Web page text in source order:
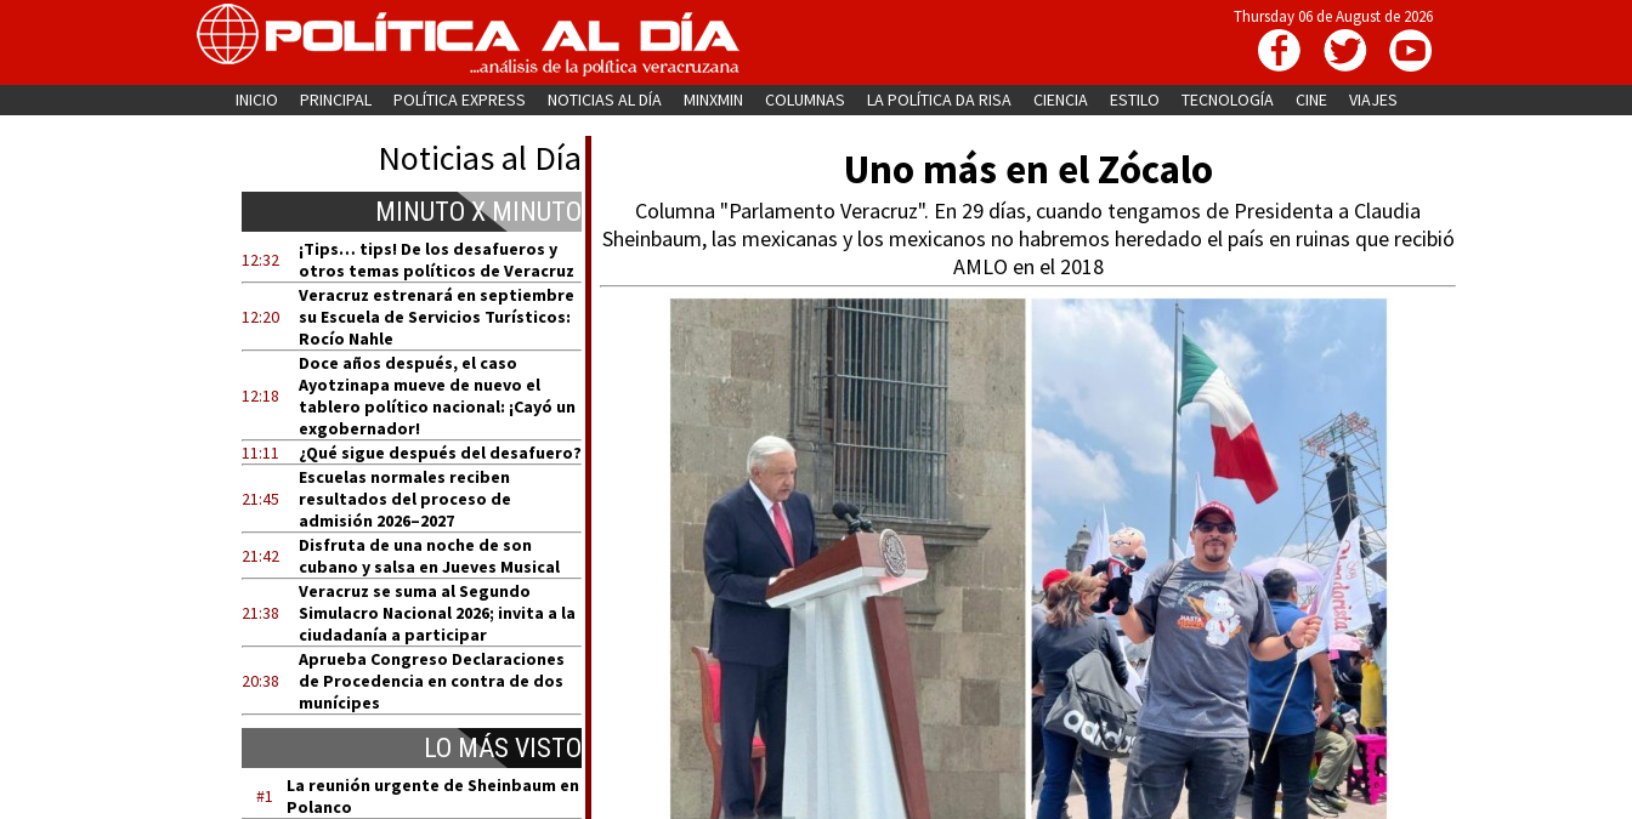
Thursday 06 de August de 2026
INICIO PRINCIPAL POLÍTICA EXPRESS NOTICIAS AL DÍA MINXMIN COLUMNAS LA POLÍTICA DA RISA CIENCIA ESTILO TECNOLOGÍA CINE VIAJES
Noticias al Día
MINUTO X MINUTO
12:32
¡Tips… tips! De los desafueros y
otros temas políticos de Veracruz
12:20
Veracruz estrenará en septiembre
su Escuela de Servicios Turísticos:
Rocío Nahle
12:18
Doce años después, el caso
Ayotzinapa mueve de nuevo el
tablero político nacional: ¡Cayó un
exgobernador!
11:11
¿Qué sigue después del desafuero?
21:45
Escuelas normales reciben
resultados del proceso de
admisión 2026–2027
21:42
Disfruta de una noche de son
cubano y salsa en Jueves Musical
21:38
Veracruz se suma al Segundo
Simulacro Nacional 2026; invita a la
ciudadanía a participar
20:38
Aprueba Congreso Declaraciones
de Procedencia en contra de dos
munícipes
LO MÁS VISTO
#1
La reunión urgente de Sheinbaum en
Polanco
Uno más en el Zócalo
Columna "Parlamento Veracruz". En 29 días, cuando tengamos de Presidenta a Claudia
Sheinbaum, las mexicanas y los mexicanos no habremos heredado el país en ruinas que recibió
AMLO en el 2018